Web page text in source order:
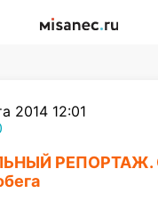
2014 12:01
РЕПОРТАЖ.